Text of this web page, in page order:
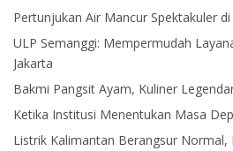
Pertunjukan Air Mancur Spektakuler
ULP Semanggi: Mempermudah
Jakarta
Bakmi Pangsit Ayam, Kuliner
Ketika Institusi Menentukan Masa
Listrik Kalimantan Berangsur Normal,